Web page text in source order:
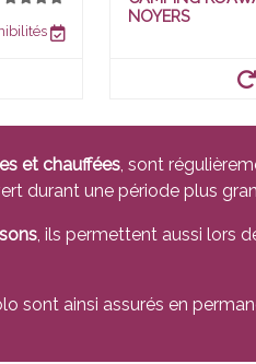
NOYERS
et chauffées, sont
durant une période plus
, ils permettent aussi lors
sont ainsi assurés en